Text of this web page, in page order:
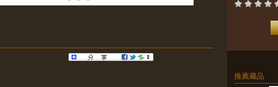
推薦藏品